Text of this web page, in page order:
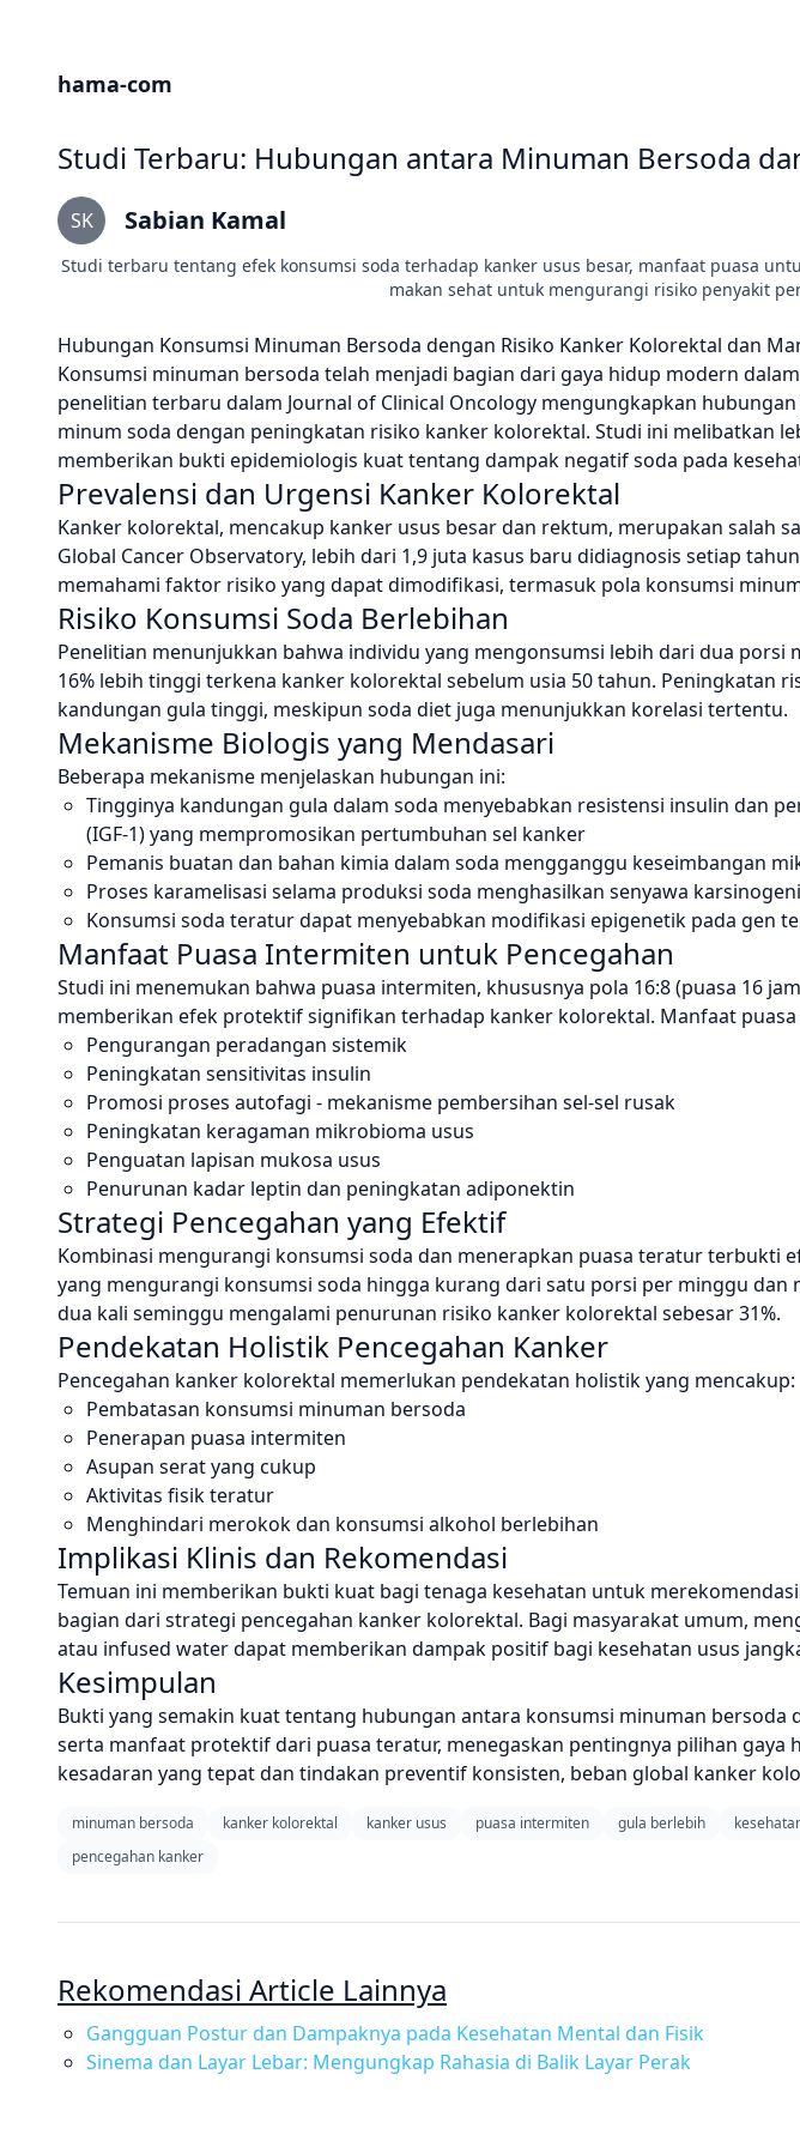
hama-com
Studi Terbaru: Hubungan antara Minuman Bersoda
SK Sabian Kamal
Studi terbaru tentang efek konsumsi soda terhadap kanker usus besar, manfaat puasa
makan sehat untuk mengurangi risiko penyakit
Hubungan Konsumsi Minuman Bersoda dengan Risiko Kanker Kolorektal dan
Konsumsi minuman bersoda telah menjadi bagian dari gaya hidup modern
penelitian terbaru dalam Journal of Clinical Oncology mengungkapkan
minum soda dengan peningkatan risiko kanker kolorektal. Studi ini melibatkan
memberikan bukti epidemiologis kuat tentang dampak negatif soda pada
Prevalensi dan Urgensi Kanker Kolorektal
Kanker kolorektal, mencakup kanker usus besar dan rektum, merupakan salah
Global Cancer Observatory, lebih dari 1,9 juta kasus baru didiagnosis setiap
memahami faktor risiko yang dapat dimodifikasi, termasuk pola konsumsi
Risiko Konsumsi Soda Berlebihan
Penelitian menunjukkan bahwa individu yang mengonsumsi lebih dari dua
16% lebih tinggi terkena kanker kolorektal sebelum usia 50 tahun. Peningkatan
kandungan gula tinggi, meskipun soda diet juga menunjukkan korelasi tertentu.
Mekanisme Biologis yang Mendasari
Beberapa mekanisme menjelaskan hubungan ini:
Tingginya kandungan gula dalam soda menyebabkan resistensi insulin dan
(IGF-1) yang mempromosikan pertumbuhan sel kanker
Pemanis buatan dan bahan kimia dalam soda mengganggu keseimbangan
Proses karamelisasi selama produksi soda menghasilkan senyawa
Konsumsi soda teratur dapat menyebabkan modifikasi epigenetik pada gen
Manfaat Puasa Intermiten untuk Pencegahan
Studi ini menemukan bahwa puasa intermiten, khususnya pola 16:8 (puasa 16
memberikan efek protektif signifikan terhadap kanker kolorektal. Manfaat
Pengurangan peradangan sistemik
Peningkatan sensitivitas insulin
Promosi proses autofagi - mekanisme pembersihan sel-sel rusak
Peningkatan keragaman mikrobioma usus
Penguatan lapisan mukosa usus
Penurunan kadar leptin dan peningkatan adiponektin
Strategi Pencegahan yang Efektif
Kombinasi mengurangi konsumsi soda dan menerapkan puasa teratur terbukti
yang mengurangi konsumsi soda hingga kurang dari satu porsi per minggu dan
dua kali seminggu mengalami penurunan risiko kanker kolorektal sebesar 31%.
Pendekatan Holistik Pencegahan Kanker
Pencegahan kanker kolorektal memerlukan pendekatan holistik yang mencakup:
Pembatasan konsumsi minuman bersoda
Penerapan puasa intermiten
Asupan serat yang cukup
Aktivitas fisik teratur
Menghindari merokok dan konsumsi alkohol berlebihan
Implikasi Klinis dan Rekomendasi
Temuan ini memberikan bukti kuat bagi tenaga kesehatan untuk
bagian dari strategi pencegahan kanker kolorektal. Bagi masyarakat umum,
atau infused water dapat memberikan dampak positif bagi kesehatan usus
Kesimpulan
Bukti yang semakin kuat tentang hubungan antara konsumsi minuman
serta manfaat protektif dari puasa teratur, menegaskan pentingnya pilihan gaya
kesadaran yang tepat dan tindakan preventif konsisten, beban global kanker
minuman bersoda kanker kolorektal kanker usus puasa intermiten gula berlebih
pencegahan kanker
Rekomendasi Article Lainnya
Gangguan Postur dan Dampaknya pada Kesehatan Mental dan Fisik
Sinema dan Layar Lebar: Mengungkap Rahasia di Balik Layar Perak